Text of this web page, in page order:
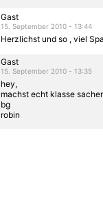
Gast
15. September 2010 - 13:44
Herzlichst und so , viel
Gast
15. September 2010 - 13:35
hey,
machst echt klasse
bg
robin